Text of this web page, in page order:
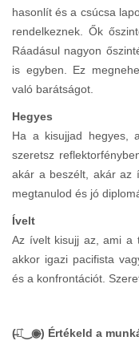
hasonlít és a csúcsa
rendelkeznek. Ők
Ráadásul nagyon
is egyben. Ez
való barátságot.
Hegyes
Ha a kisujjad hegyes,
szeretsz
akár a beszélt, akár az
megtanulod és jó
Ívelt
Az ívelt kisujj az, ami a
akkor igazi pacifista
és a konfrontációt.
(̶◉͛‿◉̶) Értékeld a